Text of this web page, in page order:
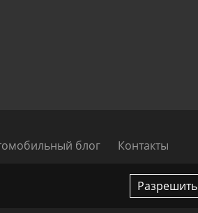
блог Контакты
ЕАЭС и ОАЭ Разрешить